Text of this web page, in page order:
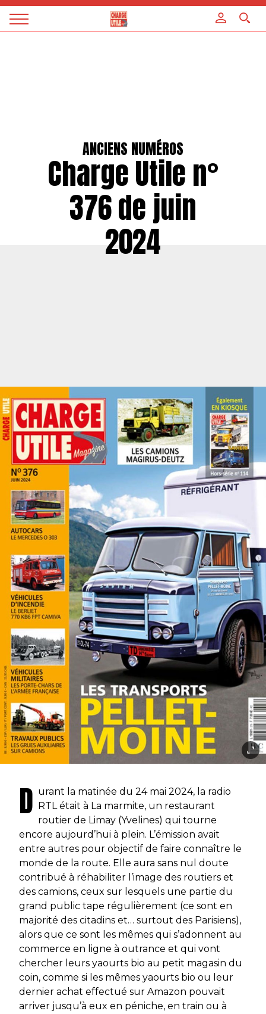
Magazine
ANCIENS NUMÉROS
Charge Utile n°
376 de juin
2024
D urant la matinée du 24 mai 2024, la radio
RTL était à La marmite, un restaurant
routier de Limay (Yvelines) qui tourne
encore aujourd’hui à plein. L’émission avait
entre autres pour objectif de faire connaître le
monde de la route. Elle aura sans nul doute
contribué à réhabiliter l’image des routiers et
des camions, ceux sur lesquels une partie du
grand public tape régulièrement (ce sont en
majorité des citadins et… surtout des Parisiens),
alors que ce sont les mêmes qui s’adonnent au
commerce en ligne à outrance et qui vont
chercher leurs yaourts bio au petit magasin du
coin, comme si les mêmes yaourts bio ou leur
dernier achat effectué sur Amazon pouvait
arriver jusqu’à eux en péniche, en train ou à
Panneau de gestion des cookies